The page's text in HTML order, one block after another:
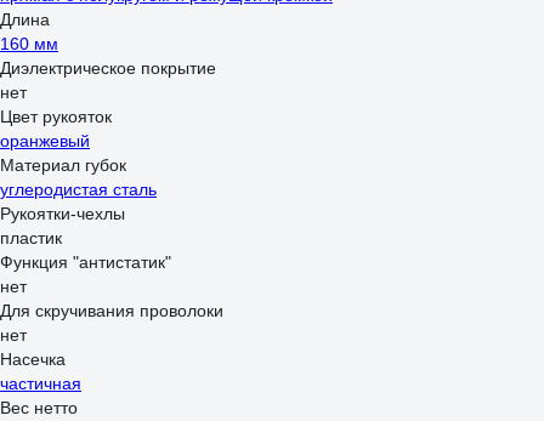
Длина
160 мм
Диэлектрическое покрытие
нет
Цвет рукояток
оранжевый
Материал губок
углеродистая сталь
Рукоятки-чехлы
пластик
Функция "антистатик"
нет
Для скручивания проволоки
нет
Насечка
частичная
Вес нетто